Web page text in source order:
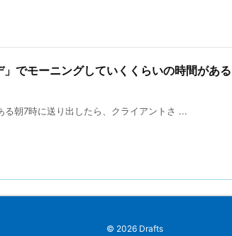
でモーニングしていくくらいの時間がある
朝7時に送り出したら、クライアントさ ...
© 2026 Drafts